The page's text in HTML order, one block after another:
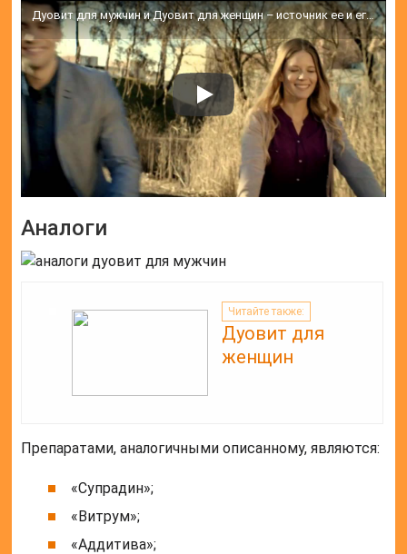
Дуовит для мужчин и Дуовит для женщин – источник ее и его жизненной энергии.
Аналоги
Читайте также:
Дуовит для
женщин
Препаратами, аналогичными описанному, являются:
«Супрадин»;
«Витрум»;
«Аддитива»;